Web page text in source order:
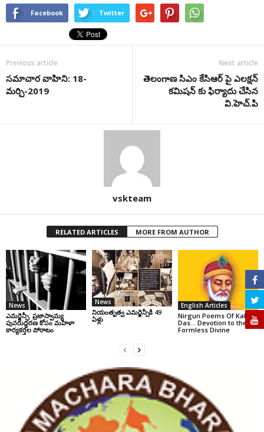
Facebook Twitter
Previous article
సమాచార వాహిని: 18-
మర్చి-2019
Next article
తెలంగాణ సిఎం కేసిఆర్ పై ఎలక్షన్
కమిషన్ కు ఫిర్యాదు చేసిన
వి.హెచ్.పి
vskteam
RELATED ARTICLES MORE FROM AUTHOR
News
ఎమర్జెన్సీ: ప్రజాస్వామ్య
పునరుద్ధరణ కోసం మహిళా
కార్యకర్తల పోరాటం
News
నియంతృత్వ ఎమర్జెన్సీకి 49
ఏళ్లు
English Articles
Nirgun Poems Of Kabir
Das… Devotion to the
Formless Divine